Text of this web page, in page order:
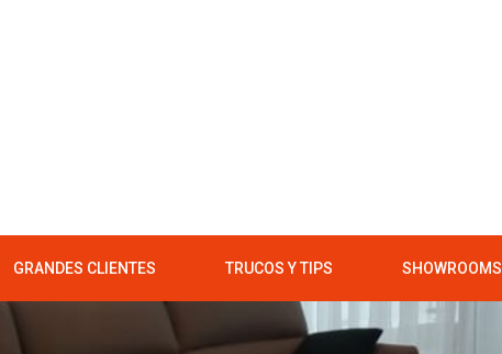
GRANDES CLIENTES TRUCOS Y TIPS SHOWROOMS